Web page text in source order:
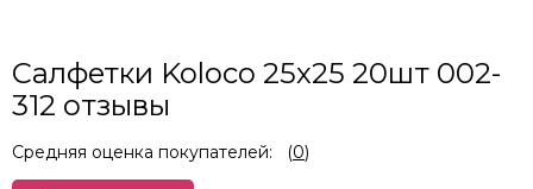
Салфетки Koloco 25х25 20шт 002-
312 отзывы
Средняя оценка покупателей: (0)